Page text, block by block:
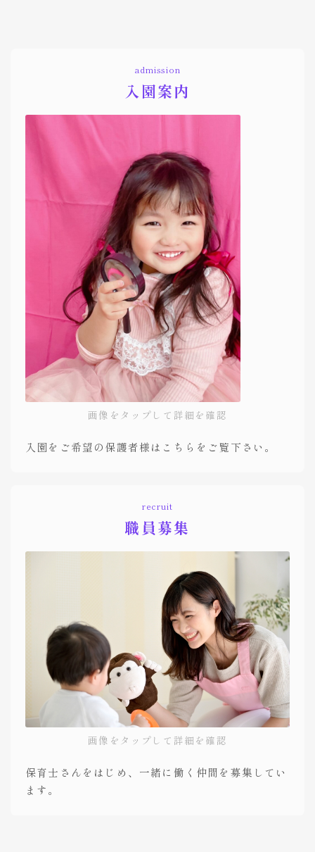
admission
入園案内
画像をタップして詳細を確認
入園をご希望の保護者様はこちらをご覧下さい。
recruit
職員募集
画像をタップして詳細を確認
保育士さんをはじめ、一緒に働く仲間を募集してい
ます。